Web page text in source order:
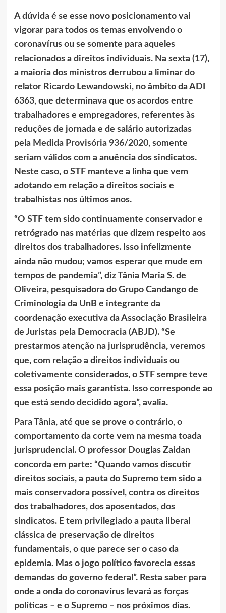
A dúvida é se esse novo posicionamento vai
vigorar para todos os temas envolvendo o
coronavírus ou se somente para aqueles
relacionados a direitos individuais. Na sexta (17),
a maioria dos ministros derrubou a liminar do
relator Ricardo Lewandowski, no âmbito da ADI
6363, que determinava que os acordos entre
trabalhadores e empregadores, referentes às
reduções de jornada e de salário autorizadas
pela Medida Provisória 936/2020, somente
seriam válidos com a anuência dos sindicatos.
Neste caso, o STF manteve a linha que vem
adotando em relação a direitos sociais e
trabalhistas nos últimos anos.
“O STF tem sido continuamente conservador e
retrógrado nas matérias que dizem respeito aos
direitos dos trabalhadores. Isso infelizmente
ainda não mudou; vamos esperar que mude em
tempos de pandemia”, diz Tânia Maria S. de
Oliveira, pesquisadora do Grupo Candango de
Criminologia da UnB e integrante da
coordenação executiva da Associação Brasileira
de Juristas pela Democracia (ABJD). “Se
prestarmos atenção na jurisprudência, veremos
que, com relação a direitos individuais ou
coletivamente considerados, o STF sempre teve
essa posição mais garantista. Isso corresponde ao
que está sendo decidido agora”, avalia.
Para Tânia, até que se prove o contrário, o
comportamento da corte vem na mesma toada
jurisprudencial. O professor Douglas Zaidan
concorda em parte: “Quando vamos discutir
direitos sociais, a pauta do Supremo tem sido a
mais conservadora possível, contra os direitos
dos trabalhadores, dos aposentados, dos
sindicatos. E tem privilegiado a pauta liberal
clássica de preservação de direitos
fundamentais, o que parece ser o caso da
epidemia. Mas o jogo político favorecia essas
demandas do governo federal”. Resta saber para
onde a onda do coronavírus levará as forças
políticas – e o Supremo – nos próximos dias.